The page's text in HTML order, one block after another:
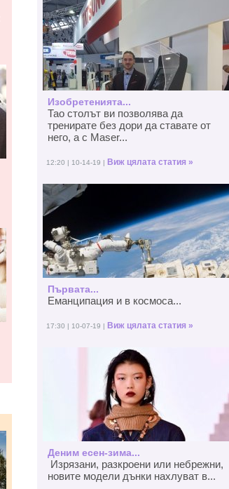
Изобретенията...
Тао столът ви позволява да
тренирате без дори да ставате от
него, а с Maser...
12:20 | 10-14-19 | Виж цялата статия »
Първата...
Еманципация и в космоса...
17:30 | 10-07-19 | Виж цялата статия »
Деним есен-зима...
Изрязани, разкроени или небрежни,
новите модели дънки нахлуват в...